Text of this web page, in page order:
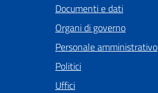
Documenti e dati
Organi di governo
Personale amministrativo
Politici
Uffici